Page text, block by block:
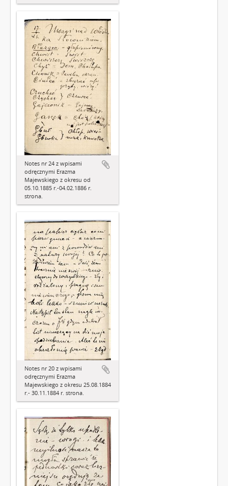
Notes nr 24 z wpisami
odręcznymi Erazma
Majewskiego z okresu od
05.10.1885 r.-04.02.1886 r.
strona.
Notes nr 20 z wpisami
odręcznymi Erazma
Majewskiego z okresu 25.08.1884
r.- 30.11.1884 r. strona.